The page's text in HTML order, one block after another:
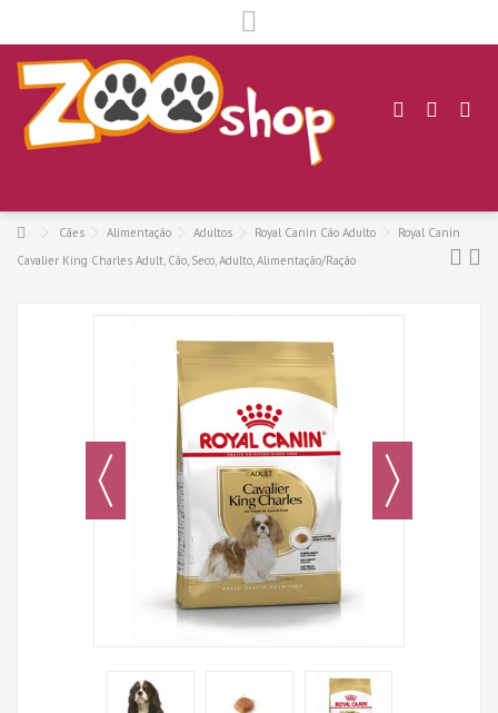
Cães Alimentação Adultos Royal Canin Cão Adulto
Royal Canin
Cavalier King Charles Adult, Cão, Seco, Adulto, Alimentação/Ração